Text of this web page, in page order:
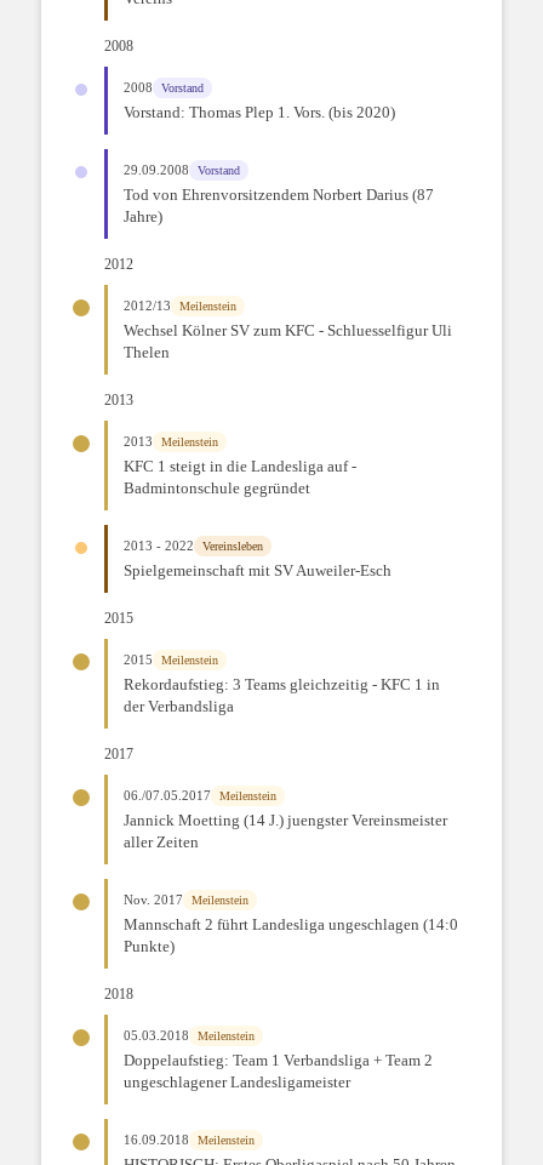
2008
2008 Vorstand
Vorstand: Thomas Plep 1. Vors. (bis 2020)
29.09.2008 Vorstand
Tod von Ehrenvorsitzendem Norbert Darius (87
Jahre)
2012
2012/13 Meilenstein
Wechsel Kölner SV zum KFC - Schluesselfigur Uli
Thelen
2013
2013 Meilenstein
KFC 1 steigt in die Landesliga auf -
Badmintonschule gegründet
2013 - 2022 Vereinsleben
Spielgemeinschaft mit SV Auweiler-Esch
2015
2015 Meilenstein
Rekordaufstieg: 3 Teams gleichzeitig - KFC 1 in
der Verbandsliga
2017
06./07.05.2017 Meilenstein
Jannick Moetting (14 J.) juengster Vereinsmeister
aller Zeiten
Nov. 2017 Meilenstein
Mannschaft 2 führt Landesliga ungeschlagen (14:0
Punkte)
2018
05.03.2018 Meilenstein
Doppelaufstieg: Team 1 Verbandsliga + Team 2
ungeschlagener Landesligameister
16.09.2018 Meilenstein